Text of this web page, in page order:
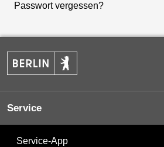
Passwort vergessen?
Service
Service-App